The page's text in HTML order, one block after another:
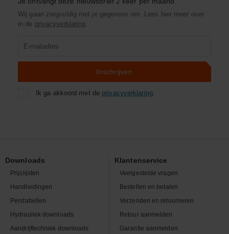
Wij gaan zorgvuldig met je gegevens om. Lees hier meer over
in de privacyverklaring.
Inschrijven
Ik ga akkoord met de privacyverklaring.
Downloads
Prijslijsten
Handleidingen
Perstabellen
Hydrauliek downloads
Aandrijftechniek downloads
Klantenservice
Veelgestelde vragen
Bestellen en betalen
Verzenden en retourneren
Retour aanmelden
Garantie aanmelden